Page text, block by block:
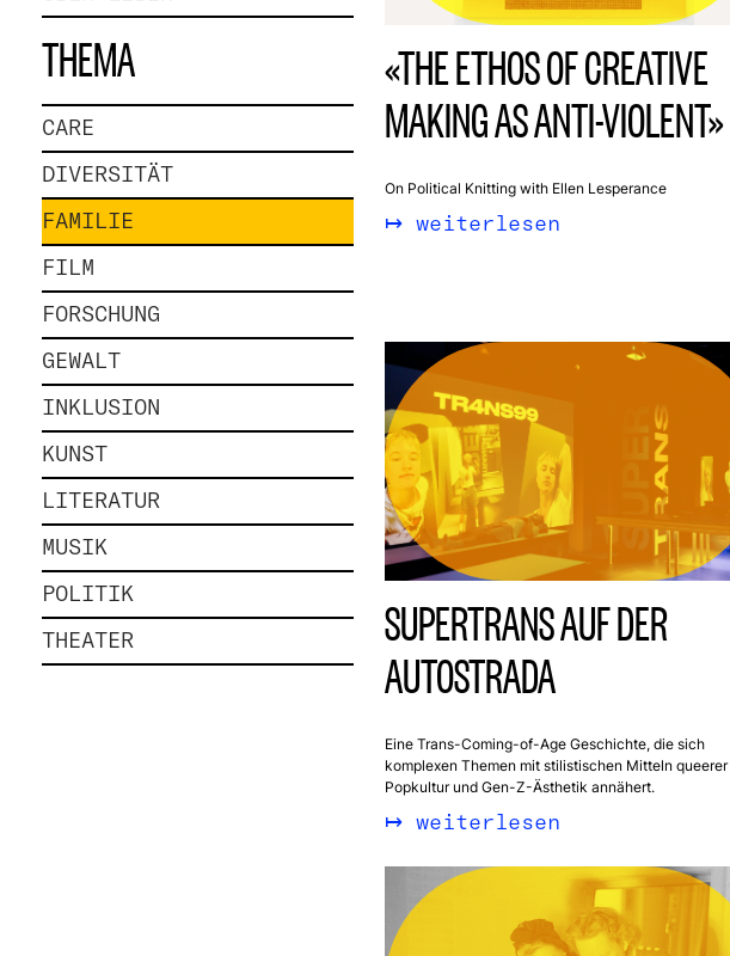
THEMA
CARE
DIVERSITÄT
FAMILIE
FILM
FORSCHUNG
GEWALT
INKLUSION
KUNST
LITERATUR
MUSIK
POLITIK
THEATER
«THE ETHOS OF CREATIVE
MAKING AS ANTI-VIOLENT»
On Political Knitting with Ellen Lesperance
weiterlesen
SUPERTRANS AUF DER
AUTOSTRADA
Eine Trans-Coming-of-Age Geschichte, die sich
komplexen Themen mit stilistischen Mitteln queerer
Popkultur und Gen-Z-Ästhetik annähert.
weiterlesen